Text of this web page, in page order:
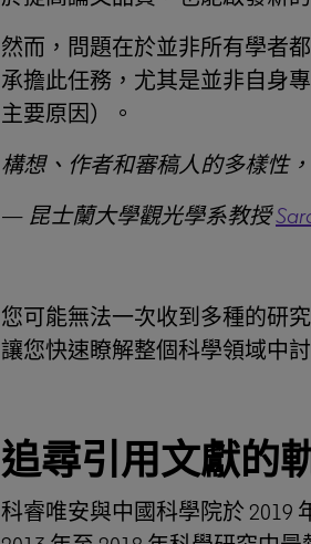
然而，問題在於並非所有學者
承擔此任務，尤其是並非自身
主要原因）。
構想、作者和審稿人的多樣性
— 昆士蘭大學觀光學系教授
您可能無法一次收到多種的研
讓您快速瞭解整個科學領域中
追尋引用文獻的
科睿唯安與中國科學院於 2019